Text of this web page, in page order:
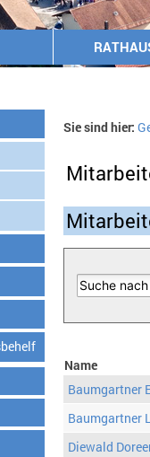
Sie sind hier:
Name
Baumgartner
Baumgartner
Diewald